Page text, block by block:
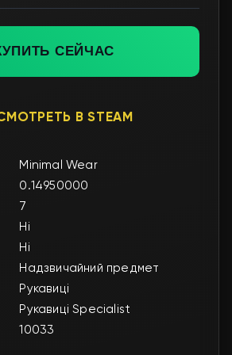
СЕЙЧАС
В STEAM
Minimal Wear
0.14950000
7
Ні
Ні
Надзвичайний предмет
Рукавиці
Рукавиці Specialist
10033